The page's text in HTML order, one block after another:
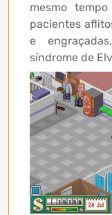
mesmo
pacientes
e
síndrome de